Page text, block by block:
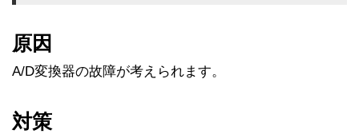
原因
A/D変換器の故障が考えられます。
対策